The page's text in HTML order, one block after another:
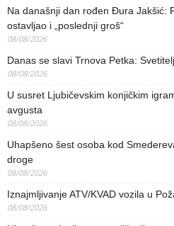
Na današnji dan rođen Đura Jakšić:
ostavljao i „poslednji groš“
08/08/2026
Danas se slavi Trnova Petka:
08/08/2026
U susret Ljubičevskim konjičkim
avgusta
08/08/2026
Uhapšeno šest osoba kod
droge
08/08/2026
Iznajmljivanje ATV/KVAD vozila u
08/08/2026